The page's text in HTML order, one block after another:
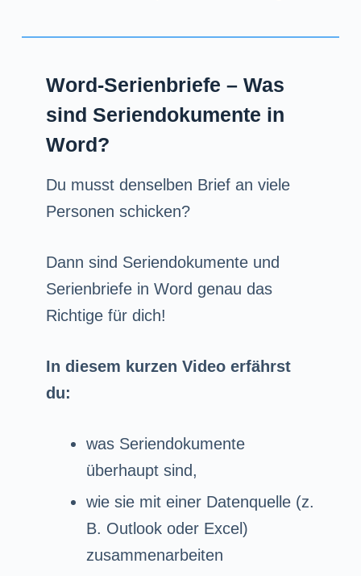
Word-Serienbriefe – Was
sind Seriendokumente in
Word?
Du musst denselben Brief an viele
Personen schicken?
Dann sind Seriendokumente und
Serienbriefe in Word genau das
Richtige für dich!
In diesem kurzen Video erfährst
du:
was Seriendokumente
überhaupt sind,
wie sie mit einer Datenquelle (z.
B. Outlook oder Excel)
zusammenarbeiten